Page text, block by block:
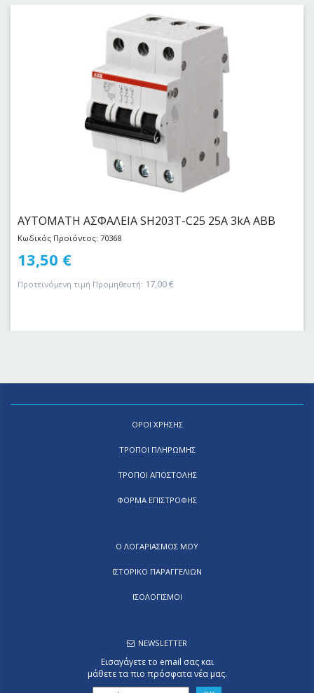
ΑΥΤΟΜΑΤΗ ΑΣΦΑΛΕΙΑ SH203T-C25 25Α 3kA ABB
Κωδικός Προϊόντος: 70368
13,50 €
Προτεινόμενη τιμή Προμηθευτή: 17,00€
ΟΡΟΙ ΧΡΗΣΗΣ
ΤΡΟΠΟΙ ΠΛΗΡΩΜΗΣ
ΤΡΟΠΟΙ ΑΠΟΣΤΟΛΗΣ
ΦΟΡΜΑ ΕΠΙΣΤΡΟΦΗΣ
Ο ΛΟΓΑΡΙΑΣΜΟΣ ΜΟΥ
ΙΣΤΟΡΙΚΟ ΠΑΡΑΓΓΕΛΙΩΝ
ΙΣΟΛΟΓΙΣΜΟΙ
NEWSLETTER
Εισαγάγετε το email σας και
μάθετε τα πιο πρόσφατα νέα μας.